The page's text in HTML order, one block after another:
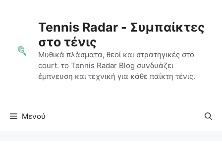
περιεχόμενοTennis Radar - Συμπαίκτες
στο τένις
Μυθικά πλάσματα, θεοί και στρατηγικές στο
court. το Tennis Radar Blog συνδυάζει
έμπνευση και τεχνική για κάθε παίκτη τένις.
Μενού